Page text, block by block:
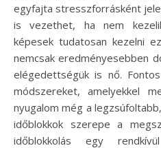
egyfajta stresszforrásként
is vezethet, ha nem
képesek tudatosan kezelni
nemcsak eredményesebben
elégedettségük is nő.
módszereket, amelyekkel
nyugalom még a
időblokkok szerepe a
időblokkolás egy